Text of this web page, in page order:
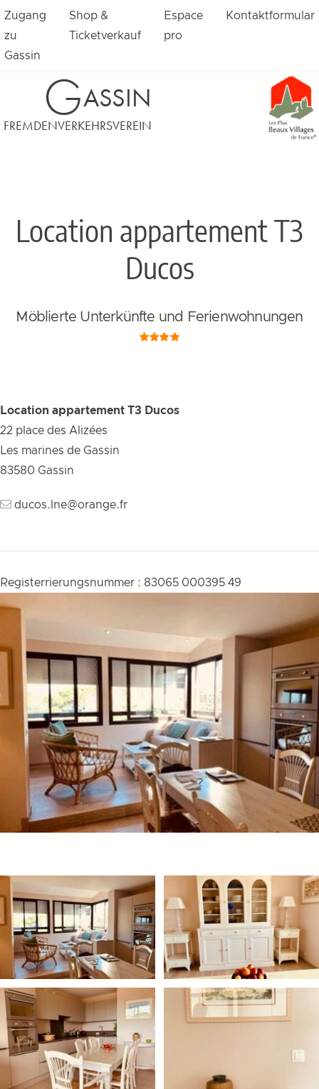
Zugang
zu
Gassin
Shop &
Ticketverkauf
Espace
pro
Kontaktformular
GASSIN
FREMDENVERKEHRSVEREIN
Location appartement T3
Ducos
Möblierte Unterkünfte und Ferienwohnungen
Location appartement T3 Ducos
22 place des Alizées
Les marines de Gassin
83580 Gassin
ducos.lne@orange.fr
Registerrierungsnummer : 83065 000395 49